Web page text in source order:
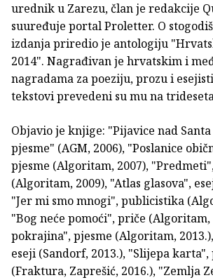
urednik u Zarezu, član je redakcije
suuređuje portal Proletter. O
izdanja priredio je antologiju
2014". Nagrađivan je hrvatskim i
nagradama za poeziju, prozu i
tekstovi prevedeni su mu na
Objavio je knjige: "Pijavice nad
pjesme" (AGM, 2006), "Poslanice
pjesme (Algoritam, 2007),
(Algoritam, 2009), "Atlas glasova",
"Jer mi smo mnogi", publicistika
"Bog neće pomoći", priče (Algoritam,
pokrajina", pjesme (Algoritam,
eseji (Sandorf, 2013.), "Slijepa
(Fraktura, Zaprešić, 2016.), "Zemlja